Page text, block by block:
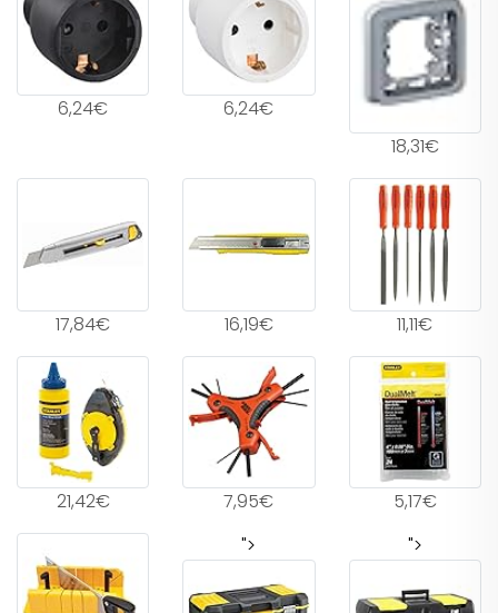
6,24€
6,24€
18,31€
17,84€ 16,19€ 11,11€
21,42€ 7,95€ 5,17€
"> ">